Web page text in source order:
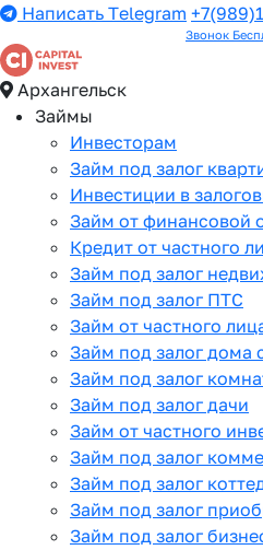
Написать Telegram
Звонок
Архангельск
Займы
Инвесторам
Займ под залог
Инвестиции в
Займ от финансовой
Кредит от частного
Займ под залог
Займ под залог ПТС
Займ от частного
Займ под залог дома
Займ под залог
Займ под залог дачи
Займ от частного
Займ под залог
Займ под залог
Займ под залог
Займ под залог